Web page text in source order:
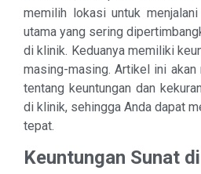
memilih lokasi untuk
utama yang sering
di klinik. Keduanya memiliki
masing-masing. Artikel ini
tentang keuntungan dan
di klinik, sehingga Anda dapat
tepat.
Keuntungan Sunat